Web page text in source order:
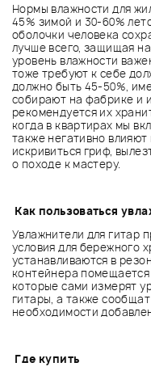
Нормы влажности для
45% зимой и 30-60%
оболочки человека
лучше всего, защищая
уровень влажности
тоже требуют к себе
должно быть 45-50%,
собирают на фабрике и
рекомендуется их
когда в квартирах мы
также негативно
искривиться гриф,
о походе к мастеру.
Как пользоваться
Увлажнители для гитар
условия для бережного
устанавливаются в
контейнера помещается
которые сами измерят
гитары, а также
необходимости
Где купить